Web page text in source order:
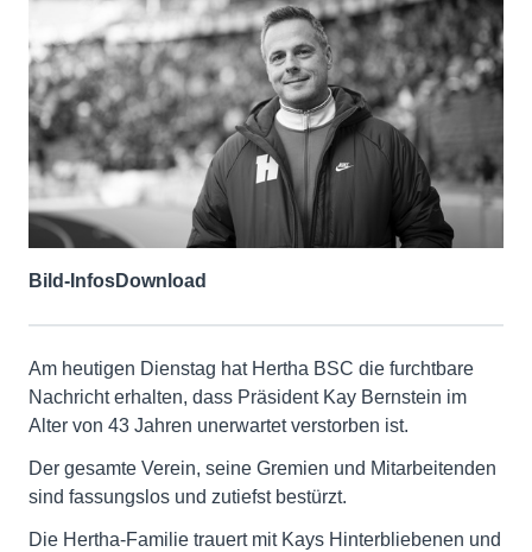
Bild-InfosDownload
Am heutigen Dienstag hat Hertha BSC die furchtbare
Nachricht erhalten, dass Präsident Kay Bernstein im
Alter von 43 Jahren unerwartet verstorben ist.
Der gesamte Verein, seine Gremien und Mitarbeitenden
sind fassungslos und zutiefst bestürzt.
Die Hertha-Familie trauert mit Kays Hinterbliebenen und